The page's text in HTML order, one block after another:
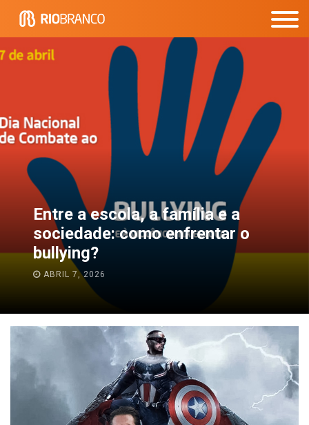
Passagem do Ensino
Fundamental para o Médio:
como tornar mais tranquila essa
transição?
JANEIRO 13, 2026